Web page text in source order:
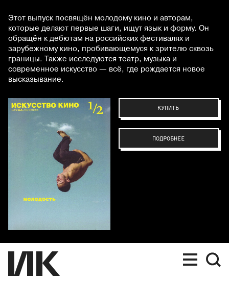
Этот выпуск посвящён молодому кино и авторам,
которые делают первые шаги, ищут язык и форму. Он
обращён к дебютам на российских фестивалях и
зарубежному кино, пробивающемуся к зрителю сквозь
границы. Также исследуются театр, музыка и
современное искусство — всё, где рождается новое
высказывание.
КУПИТЬ
ПОДРОБНЕЕ